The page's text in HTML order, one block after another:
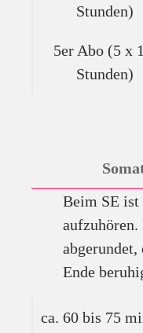
Stunden)
5er Abo (5 x
Stunden)
Beim SE ist
abgerundet,
Ende
ca. 60 bis 75